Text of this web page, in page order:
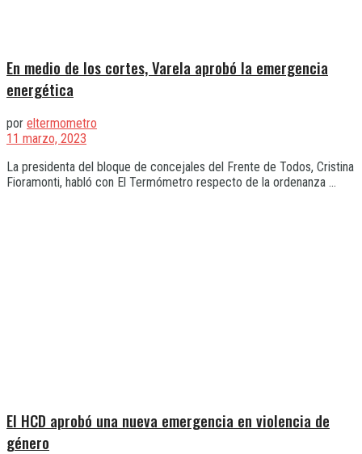
En medio de los cortes, Varela aprobó la emergencia
energética
por eltermometro
11 marzo, 2023
La presidenta del bloque de concejales del Frente de Todos, Cristina
Fioramonti, habló con El Termómetro respecto de la ordenanza ...
El HCD aprobó una nueva emergencia en violencia de
género